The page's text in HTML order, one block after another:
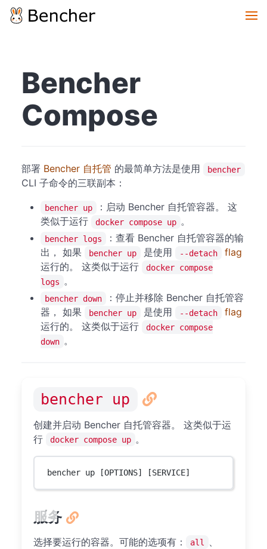
Bencher
Compose
部署 Bencher 自托管 的最简单方法是使用 bencher
CLI 子命令的三联副本：
bencher up
：启动 Bencher 自托管容器。 这
类似于运行
docker compose up 。
bencher logs
：查看 Bencher 自托管容器的输
出， 如果
bencher up 是使用 --detach
flag
运行的。 这类似于运行
docker compose
logs 。
bencher down
：停止并移除 Bencher 自托管容
器， 如果
bencher up 是使用 --detach
flag
运行的。 这类似于运行
docker compose
down 。
bencher up
创建并启动 Bencher 自托管容器。 这类似于运
行
docker compose up 。
bencher up [OPTIONS] [SERVICE]
服务
选择要运行的容器。可能的选项有： all